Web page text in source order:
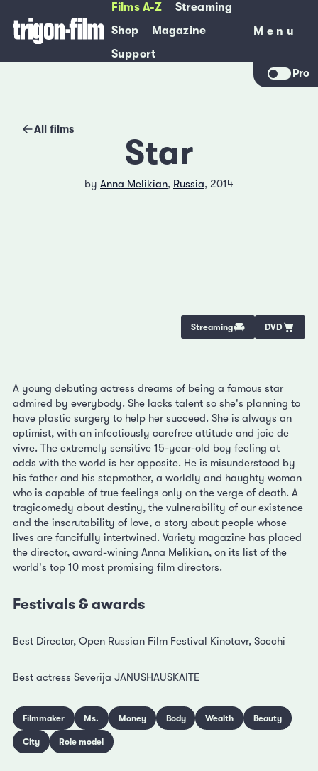
Films A-Z
Streaming
Shop
Magazine
Support
Menu
Menu
Pro
All films
Star
by Anna Melikian, Russia, 2014
Streaming DVD
A young debuting actress dreams of being a famous star
admired by everybody. She lacks talent so she's planning to
have plastic surgery to help her succeed. She is always an
optimist, with an infectiously carefree attitude and joie de
vivre. The extremely sensitive 15-year-old boy feeling at
odds with the world is her opposite. He is misunderstood by
his father and his stepmother, a worldly and haughty woman
who is capable of true feelings only on the verge of death. A
tragicomedy about destiny, the vulnerability of our existence
and the inscrutability of love, a story about people whose
lives are fancifully intertwined. Variety magazine has placed
the director, award-wining Anna Melikian, on its list of the
world's top 10 most promising film directors.
Festivals & awards
Best Director, Open Russian Film Festival Kinotavr, Socchi
Best actress Severija JANUSHAUSKAITE
Filmmaker Ms. Money Body Wealth Beauty
City Role model